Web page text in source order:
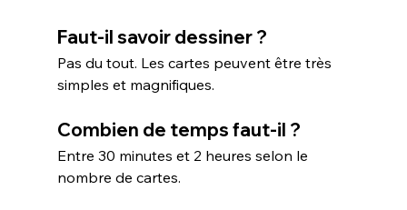
Faut-il savoir dessiner ?
Pas du tout. Les cartes peuvent être très
simples et magnifiques.
Combien de temps faut-il ?
Entre 30 minutes et 2 heures selon le
nombre de cartes.